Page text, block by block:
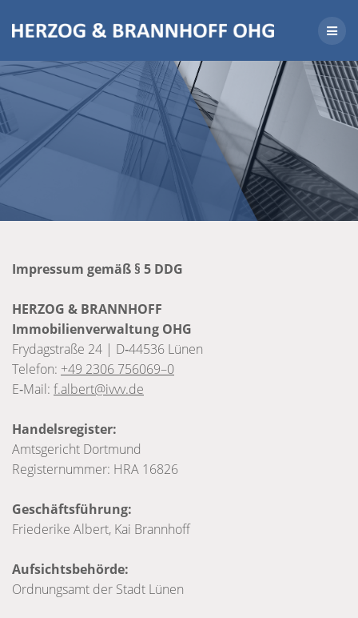
to
content
Impres­sum gemäß § 5 DDG
HERZOG & BRANNHOFF
Immo­bi­li­en­ver­wal­tung OHG
Fry­d­ag­straße 24 | D‑44536 Lünen
Tele­fon: +49 2306 756069–0
E‑Mail: f.albert@ivvv.de
Han­dels­re­gis­ter:
Amts­ge­richt Dort­mund
Regis­ter­num­mer: HRA 16826
Geschäfts­füh­rung:
Frie­de­rike Albert, Kai Brann­hoff
Auf­sichts­be­hörde:
Ord­nungs­amt der Stadt Lünen